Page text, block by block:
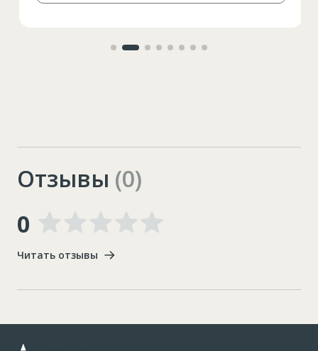
Отзывы (0)
0
Читать отзывы